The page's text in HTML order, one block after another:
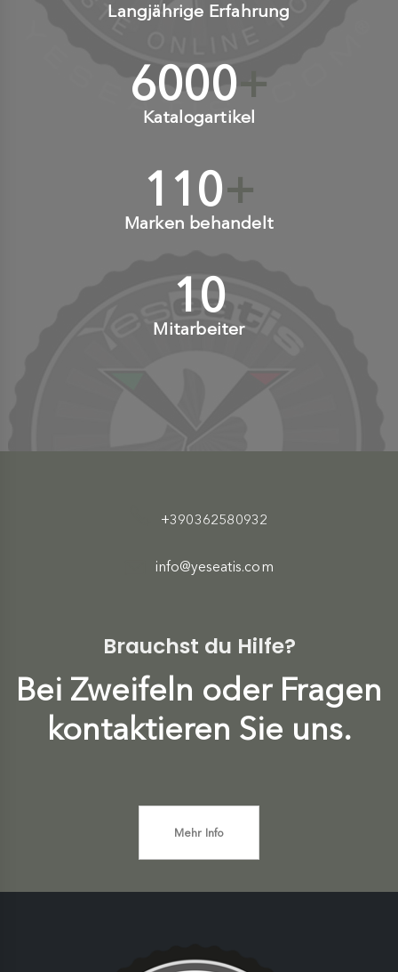
Langjährige Erfahrung
6000+
Katalogartikel
110+
Marken behandelt
10+
Mitarbeiter
+390362580932
info@yeseatis.com
Brauchst du Hilfe?
Bei Zweifeln oder Fragen
kontaktieren Sie uns.
Mehr Info